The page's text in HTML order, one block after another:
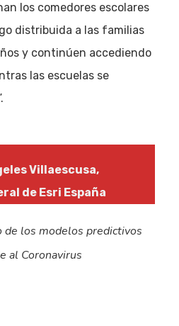
los comedores escolares
distribuida a las familias
y continúen accediendo
las escuelas se
Villaescusa,
de Esri España
de los modelos predictivos
al Coronavirus